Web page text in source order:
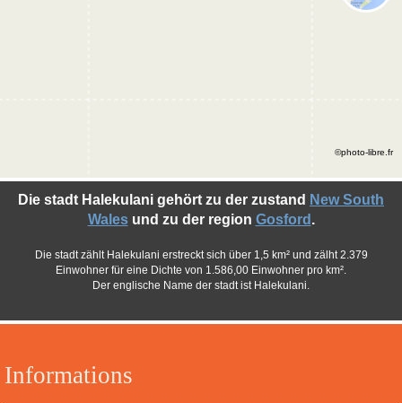
Informations
Die stadt Halekulani gehört zu der zustand New South
Walesund zu der region Gosford .
Die stadt zählt Halekulani erstreckt sich über 1,5 km² und zälht 2.379
Einwohner für eine Dichte von 1.586,00 Einwohner pro km².
Der englische Name der stadt ist Halekulani.
©photo-libre.fr